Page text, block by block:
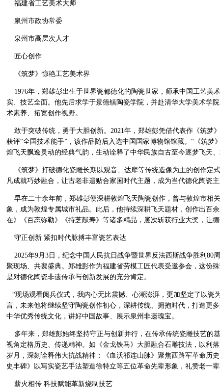
福建省工艺美术大师
泉州市政协常委
泉州市高层次人才
匠心创作
《筑梦》惊艳工艺美术界
1976年，郑雄彭出生于世界瓷都德化的陶瓷世家，师承中国工艺美
实、技艺全面。他先后求学于景德镇陶瓷学院，并赴清华大学美术学
术素养、拓宽创作视野。
敢于突破传统，勇于大胆创新。2021年，郑雄彭凭借代表作《筑梦
获评“全国技术能手”，该作品随后入选中国国家博物馆馆藏。“《筑
煌飞天飘逸灵动的经典气韵，生动诠释了中华民族自古至今逐梦飞天
《筑梦》打破德化瓷雕长期以观音、达摩等传统造像为主的创作定
凡成就巧妙融合，让古老非遗贴合家国时代主题，成为当代德化陶瓷
早在二十余年前，郑雄彭便深耕敦煌飞天陶瓷创作，曾与敦煌市相
象，成为敦煌专属城市礼品。此后，他持续深耕飞天题材，创作出百
在》《百态弥勒》《持芝献寿》等诸多精品，屡次斩获行业大奖，让
守正创新 紧扣时代脉搏丰富瓷艺表达
2025年9月3日，纪念中国人民抗日战争暨世界反法西斯战争胜利80
聚现场、共襄盛典。郑雄彭作为福建省劳模工匠代表受邀参会，这份
是对德化陶瓷非遗传承与创新发展的充分肯定。
“现场观看阅兵仪式，我内心无比震撼、心潮澎湃，更加坚定了以瓷
言，未来他将继续坚守陶瓷创作初心，深耕传统、拥抱时代，打造更
中华优秀传统文化，讲好中国故事、展示泉州非遗瑰宝。
多年来，郑雄彭始终坚持守正与创新并行，在传承传统瓷雕技艺的
视角定格历史、传递精神。如《金戈铁马》大胆融合石雕技法，以利
岁月，深刻诠释伟大抗战精神；《血沃祁连山脉》聚焦西路军革命历
史丰碑》以写实瓷艺手法塑造徐特立等五位革命先辈形象，礼赞老一
薪火相传 科技赋能革新烧制技艺